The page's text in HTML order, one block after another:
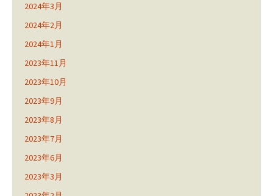
2024年3月
2024年2月
2024年1月
2023年11月
2023年10月
2023年9月
2023年8月
2023年7月
2023年6月
2023年3月